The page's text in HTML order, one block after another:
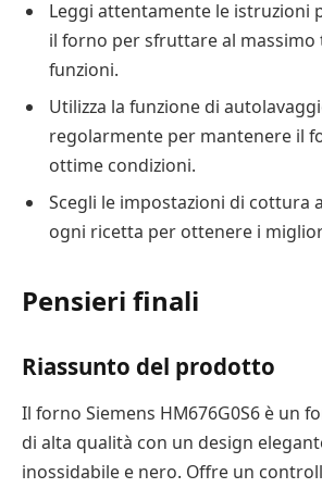
Leggi attentamente le istruzioni
il forno per sfruttare al massimo
funzioni.
Utilizza la funzione di
regolarmente per mantenere il
ottime condizioni.
Scegli le impostazioni di cottura
ogni ricetta per ottenere i
Pensieri finali
Riassunto del prodotto
Il forno Siemens HM676G0S6 è un
di alta qualità con un design
inossidabile e nero. Offre un